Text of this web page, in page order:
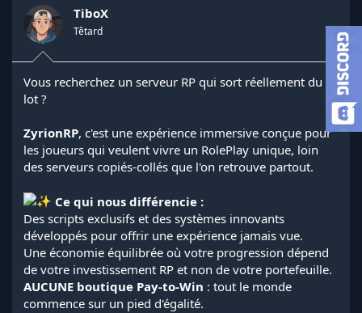
a
t
e
u
d
e
d
i
s
u
s
s
i
o
n
e
d
é
t
TiboX
Têtard
Vous recherchez un serveur RP qui sort réellement du
lot ?
ZyrionRP, c'est une expérience immersive conçue pour
les joueurs qui veulent vivre un RolePlay unique, loin
des serveurs copiés-collés que l'on retrouve partout.
Ce qui nous différencie :
Des scripts exclusifs et des systèmes innovants
développés pour offrir une expérience jamais vue.
Une économie équilibrée où votre progression dépend
de votre investissement RP et non de votre portefeuille.
AUCUNE boutique Pay-to-Win : tout le monde
commence sur un pied d'égalité.